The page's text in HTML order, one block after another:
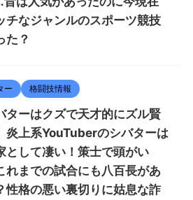
チなジャンルのスポーツ競技
た？
ー 格闘技情報
ターはクズで天才的にズル賢
炎上系YouTuberのシバターは
として凄い！策士で頭がい
れまでの試合にも八百長があ
性格の悪い裏切りに姑息な詐